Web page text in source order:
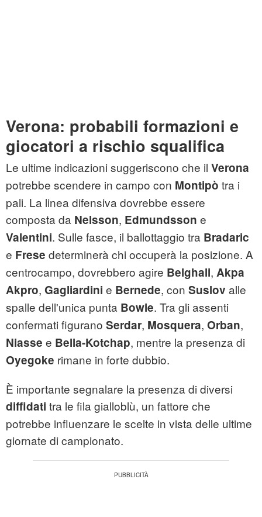
Verona: probabili formazioni e
giocatori a rischio squalifica
Le ultime indicazioni suggeriscono che il Verona
potrebbe scendere in campo con Montipò tra i
pali. La linea difensiva dovrebbe essere
composta da Nelsson, Edmundsson e
Valentini. Sulle fasce, il ballottaggio tra Bradaric
e Frese determinerà chi occuperà la posizione. A
centrocampo, dovrebbero agire Belghali, Akpa
Akpro, Gagliardini e Bernede, con Suslov alle
spalle dell'unica punta Bowie. Tra gli assenti
confermati figurano Serdar, Mosquera, Orban,
Niasse e Bella-Kotchap, mentre la presenza di
Oyegoke rimane in forte dubbio.
È importante segnalare la presenza di diversi
diffidati tra le fila gialloblù, un fattore che
potrebbe influenzare le scelte in vista delle ultime
giornate di campionato.